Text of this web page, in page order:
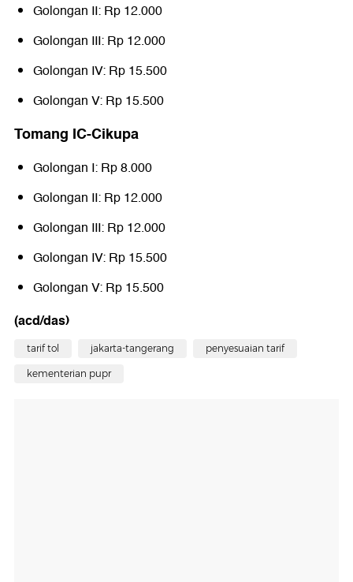
Golongan II: Rp 12.000
Golongan III: Rp 12.000
Golongan IV: Rp 15.500
Golongan V: Rp 15.500
Tomang IC-Cikupa
Golongan I: Rp 8.000
Golongan II: Rp 12.000
Golongan III: Rp 12.000
Golongan IV: Rp 15.500
Golongan V: Rp 15.500
(acd/das)
tarif tol jakarta-tangerang penyesuaian tarif
kementerian pupr